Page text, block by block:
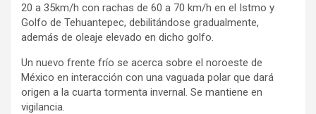
20 a 35km/h con rachas de 60 a 70 km/h en el Istmo y
Golfo de Tehuantepec, debilitándose gradualmente,
además de oleaje elevado en dicho golfo.
Un nuevo frente frío se acerca sobre el noroeste de
México en interacción con una vaguada polar que dará
origen a la cuarta tormenta invernal. Se mantiene en
vigilancia.